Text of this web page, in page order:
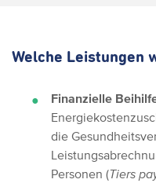
Welche Leistungen
Finanzielle
die
Personen (Tiers